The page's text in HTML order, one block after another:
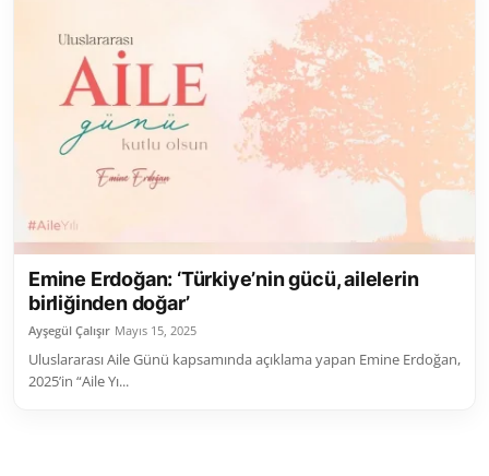
Mülki İdare
Toplum ve Yaşam
Sivil Toplum Kuruluşları
Resmi Reklamlar
Emine Erdoğan: ‘Türkiye’nin gücü, ailelerin
birliğinden doğar’
Ayşegül Çalışır Mayıs 15, 2025
Uluslararası Aile Günü kapsamında açıklama yapan Emine Erdoğan,
2025’in “Aile Yı...